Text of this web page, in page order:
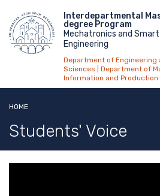
main
content
Menu
top
Interdepartmental
degree Program
Mechatronics and
Engineering
Department of Engineering
Sciences | Department of
Information and Production
HOME
Students' Voice